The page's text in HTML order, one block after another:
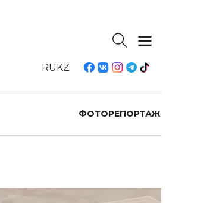
RUKZ
ФОТОРЕПОРТАЖ